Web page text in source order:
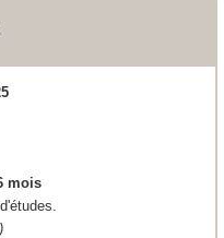
mois